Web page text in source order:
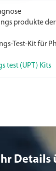
produkte
Test-Kit für
test (UPT) Kits
Details